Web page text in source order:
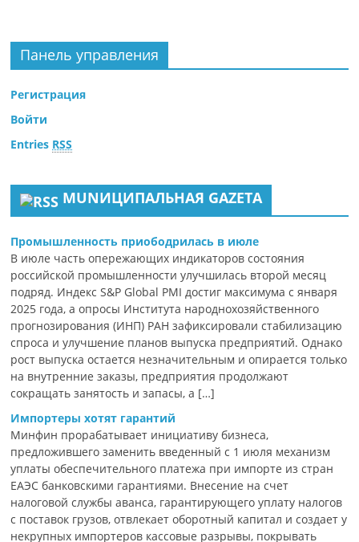
Панель управления
Регистрация
Войти
Entries RSS
MUNИЦИПАЛЬНАЯ GAZЕТА
Промышленность приободрилась в июле
В июле часть опережающих индикаторов состояния
российской промышленности улучшилась второй месяц
подряд. Индекс S&P Global PMI достиг максимума с января
2025 года, а опросы Института народнохозяйственного
прогнозирования (ИНП) РАН зафиксировали стабилизацию
спроса и улучшение планов выпуска предприятий. Однако
рост выпуска остается незначительным и опирается только
на внутренние заказы, предприятия продолжают
сокращать занятость и запасы, а […]
Импортеры хотят гарантий
Минфин прорабатывает инициативу бизнеса,
предложившего заменить введенный с 1 июля механизм
уплаты обеспечительного платежа при импорте из стран
ЕАЭС банковскими гарантиями. Внесение на счет
налоговой службы аванса, гарантирующего уплату налогов
с поставок грузов, отвлекает оборотный капитал и создает у
некрупных импортеров кассовые разрывы, покрывать